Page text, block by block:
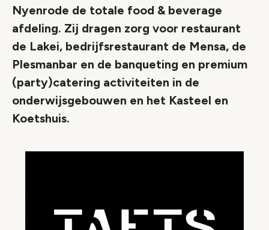
Nyenrode de totale food & beverage
afdeling. Zij dragen zorg voor restaurant
de Lakei, bedrijfsrestaurant de Mensa, de
Plesmanbar en de banqueting en premium
(party)catering activiteiten in de
onderwijsgebouwen en het Kasteel en
Koetshuis.